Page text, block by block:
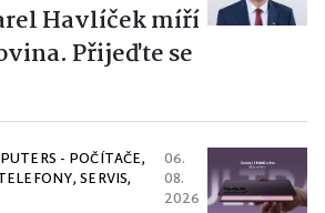
Havlíček míří
Přijeďte se
- POČÍTAČE,
SERVIS,
06.
08.
2026